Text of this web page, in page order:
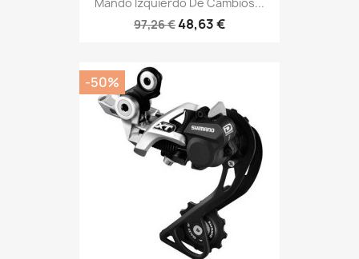
Mando Izquierdo De Cambios...
97,26 €48,63 €
-50%